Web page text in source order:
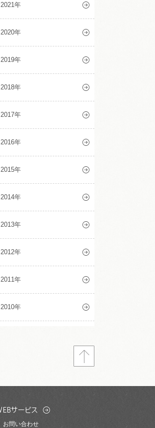
2021年
2020年
2019年
2018年
2017年
2016年
2015年
2014年
2013年
2012年
2011年
2010年
お問い合わせ